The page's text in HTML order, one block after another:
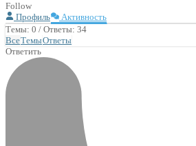
Follow
Профиль
Активность
Темы: 0 / Ответы: 34
ВсеТемыОтветы
Ответить